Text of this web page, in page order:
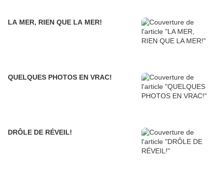
LA MER, RIEN QUE LA MER!
QUELQUES PHOTOS EN VRAC!
DRÔLE DE RÉVEIL!